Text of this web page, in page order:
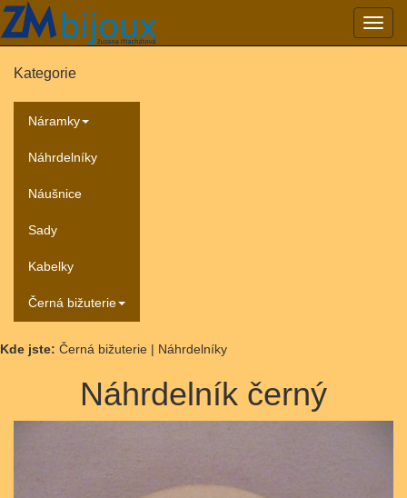
Kategorie
Náramky
Náhrdelníky
Náušnice
Sady
Kabelky
Černá bižuterie
Kde jste: Černá bižuterie | Náhrdelníky
Náhrdelník černý